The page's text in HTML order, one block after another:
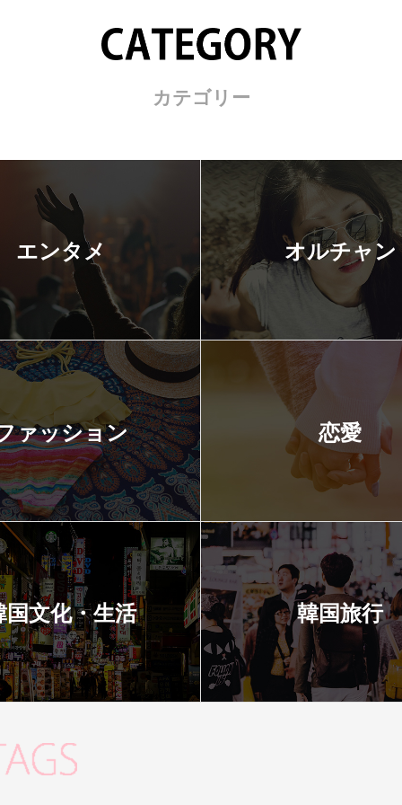
カテゴリー
エンタメ オルチャン
ァッション 恋愛
国文化・生活 韓国旅行